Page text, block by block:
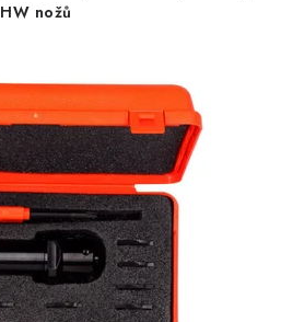
HW nožů